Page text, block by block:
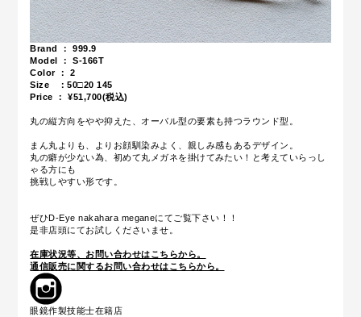
Brand ： 999.9
Model ： S-166T
Color ： 2
Size ：50□20 145
Price ： ¥51,700(税込)
丸の縦方向をやや抑えた、オーバル型の要素も持つラウンド型。
まん丸よりも、よりお顔馴染みよく、親しみ感もあるデザイン。
丸の癖が少ない為、初めて丸メガネを掛けてみたい！と考えていらっし
ゃる方にも
挑戦しやすい形です。
ぜひD-Eye nakahara meganeにてご覧下さい！！
是非店頭にてお試しくださいませ。
在庫状況等、お問い合わせはこちらから。
通信販売に関するお問い合わせはこちらから。
眼鏡作製技能士在籍店